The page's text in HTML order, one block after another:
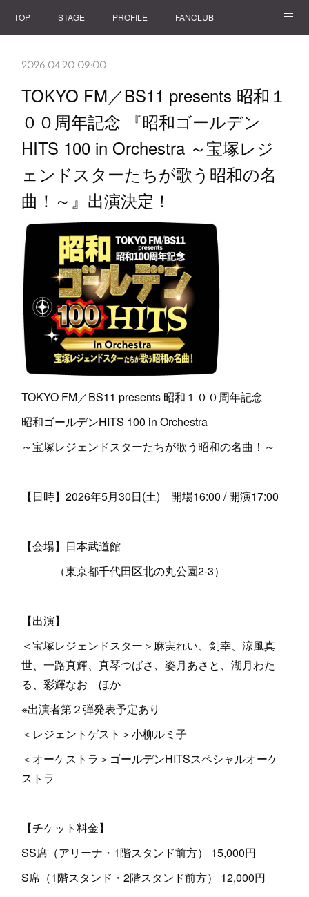
TOP STAGE PROFILE FANCLUB
2026.04.20 09:00
TOKYO FM／BS11 presents 昭和１
００周年記念 『昭和ゴールデン
HITS 100 in Orchestra ～宝塚レジ
ェンドスターたちが歌う昭和の名
曲！～』出演決定！
TOKYO FM／BS11 presents 昭和１００周年記念
昭和ゴールデンHITS 100 in Orchestra
～宝塚レジェンドスターたちが歌う昭和の名曲！～
【日時】2026年5月30日(土) 開場16:00 / 開演17:00
【会場】日本武道館
（東京都千代田区北の丸公園2-3）
【出演】
＜宝塚レジェンドスター＞麻実れい、剣幸、涼風真
世、一路真輝、真琴つばさ、姿月あさと、湖月わた
る、彩輝なお ほか
※出演者第２弾発表予定あり
＜レジェントゲスト＞小柳ルミ子
＜オーケストラ＞ゴールデンHITSスペシャルオーケ
ストラ
【チケット料金】
SS席（アリーナ・1階スタンド前方） 15,000円
S席（1階スタンド・2階スタンド前方） 12,000円